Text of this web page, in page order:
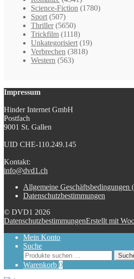
Science-Fiction (1780)
Sport (507)
Thriller (5650)
Trickfilm (1118)
Unkategorisiert (19)
Verbrechen (3818)
Western (563)
Impressum
Hinder Internet GmbH
Postfach
9001 St. Gallen
UID CHE-110.249.145
Kontakt:
info@dvd1.ch
Allgemeine Geschäftsbedingungen
Datenschutzbestimmungen
© DVD1 2026
DatenschutzbestimmungenErstellt mit
Mein Konto
Suche
Suchen
nach:
Warenkorb 0